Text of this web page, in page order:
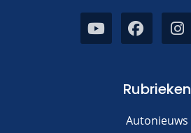
Rubrieken
Autonieuws